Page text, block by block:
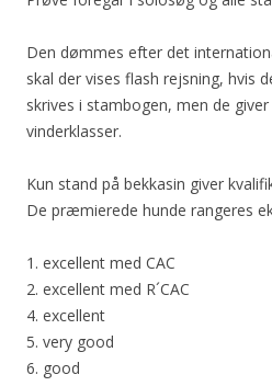
Den dømmes efter det
skal der vises flash rejsning, hvis
skrives i stambogen, men de
vinderklasser.
Kun stand på bekkasin giver
De præmierede hunde rangeres
1. excellent med CAC
2. excellent med R´CAC
4. excellent
5. very good
6. good